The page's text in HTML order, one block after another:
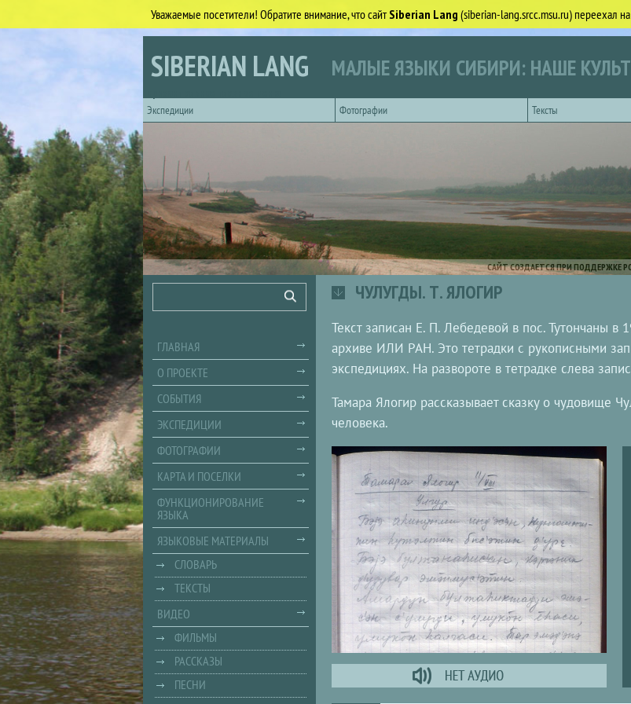
Уважаемые посетители! Обратите внимание, что сайтSiberian Lang (siberian-lang.srcc.msu.ru) переехал
SIBERIAN LANG МАЛЫЕ ЯЗЫКИ СИБИРИ: НАШЕ
Экспедиции
Фотографии Тексты
САЙТ СОЗДАЕТСЯ ПРИ ПОДДЕРЖКЕ
ЧУЛУГДЫ. Т. ЯЛОГИР
Текст записан Е. П. Лебедевой в пос. Тутончаны в
архиве ИЛИ РАН. Это тетрадки с рукописными
экспедициях. На развороте в тетрадке слева
Тамара Ялогир рассказывает сказку о чудовище
человека.
Поиск
ГЛАВНАЯ
О ПРОЕКТЕ
СОБЫТИЯ
ЭКСПЕДИЦИИ
ФОТОГРАФИИ
КАРТА И ПОСЕЛКИ
ФУНКЦИОНИРОВАНИЕ
ЯЗЫКА
ЯЗЫКОВЫЕ МАТЕРИАЛЫ
СЛОВАРЬ
ТЕКСТЫ
ВИДЕО
ФИЛЬМЫ
РАССКАЗЫ
ПЕСНИ